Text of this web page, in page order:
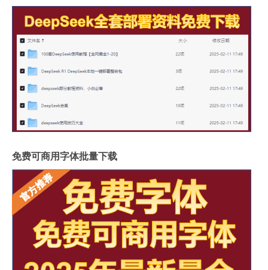
免费可商用字体批量下载